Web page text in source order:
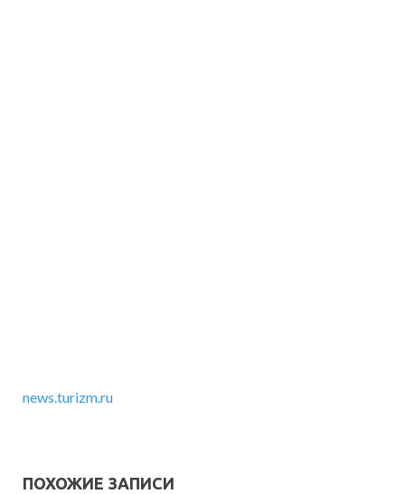
news.turizm.ru
ПОХОЖИЕ ЗАПИСИ